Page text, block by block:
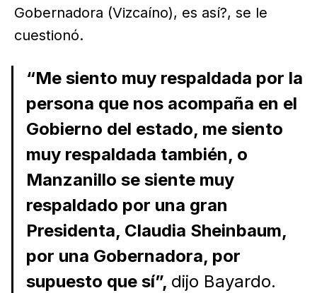
Gobernadora (Vizcaíno), es así?, se le
cuestionó.
“Me siento muy respaldada por la
persona que nos acompaña en el
Gobierno del estado, me siento
muy respaldada también, o
Manzanillo se siente muy
respaldado por una gran
Presidenta, Claudia Sheinbaum,
por una Gobernadora, por
supuesto que sí”, dijo Bayardo.